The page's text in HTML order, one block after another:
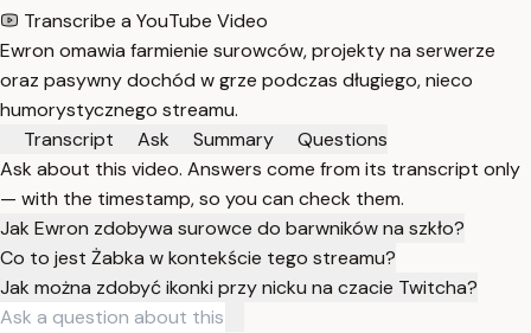
Transcribe a YouTube Video
Ewron omawia farmienie surowców, projekty na serwerze
oraz pasywny dochód w grze podczas długiego, nieco
humorystycznego streamu.
Transcript
Ask Summary
Questions
Ask about this video. Answers come from its transcript only
— with the timestamp, so you can check them.
Jak Ewron zdobywa surowce do barwników na szkło?
Co to jest Żabka w kontekście tego streamu?
Jak można zdobyć ikonki przy nicku na czacie Twitcha?